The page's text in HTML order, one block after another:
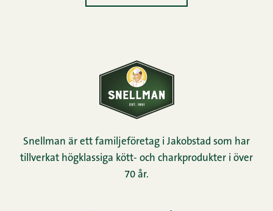
Snellman är ett familjeföretag i Jakobstad som har
tillverkat högklassiga kött- och charkprodukter i över
70 år.